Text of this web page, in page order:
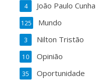
João Paulo Cunha
4
Mundo
125
Nilton Tristão
3
Opinião
10
Oportunidade
35